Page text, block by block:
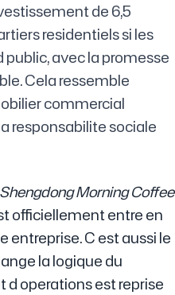
de 6,5
residentiels si les
avec la promesse
Cela ressemble
commercial
responsabilite sociale
Shengdong Morning Coffee
officiellement entre en
entreprise. C est aussi le
la logique du
operations est reprise